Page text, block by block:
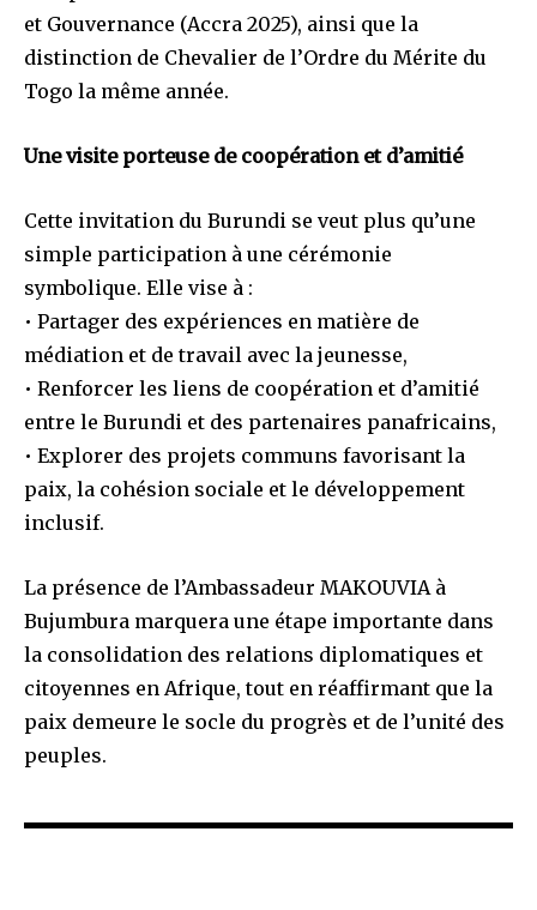
et Gouvernance (Accra 2025), ainsi que la
distinction de Chevalier de l’Ordre du Mérite du
Togo la même année.
Une visite porteuse de coopération et d’amitié
Cette invitation du Burundi se veut plus qu’une
simple participation à une cérémonie
symbolique. Elle vise à :
• Partager des expériences en matière de
médiation et de travail avec la jeunesse,
• Renforcer les liens de coopération et d’amitié
entre le Burundi et des partenaires panafricains,
• Explorer des projets communs favorisant la
paix, la cohésion sociale et le développement
inclusif.
La présence de l’Ambassadeur MAKOUVIA à
Bujumbura marquera une étape importante dans
la consolidation des relations diplomatiques et
citoyennes en Afrique, tout en réaffirmant que la
paix demeure le socle du progrès et de l’unité des
peuples.